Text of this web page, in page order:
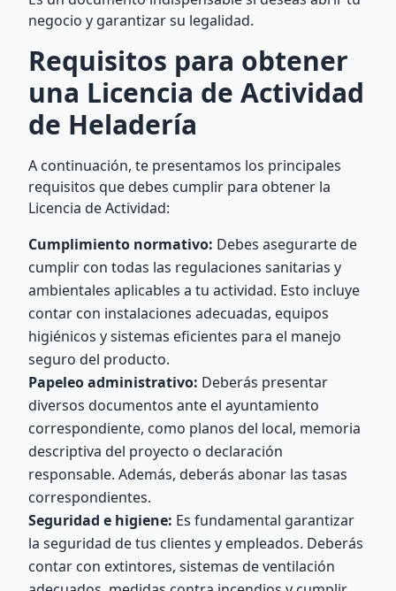
negocio y garantizar su legalidad.
Requisitos para obtener
una Licencia de Actividad
de Heladería
A continuación, te presentamos los principales
requisitos que debes cumplir para obtener la
Licencia de Actividad:
Cumplimiento normativo: Debes asegurarte de
cumplir con todas las regulaciones sanitarias y
ambientales aplicables a tu actividad. Esto incluye
contar con instalaciones adecuadas, equipos
higiénicos y sistemas eficientes para el manejo
seguro del producto.
Papeleo administrativo: Deberás presentar
diversos documentos ante el ayuntamiento
correspondiente, como planos del local, memoria
descriptiva del proyecto o declaración
responsable. Además, deberás abonar las tasas
correspondientes.
Seguridad e higiene: Es fundamental garantizar
la seguridad de tus clientes y empleados. Deberás
contar con extintores, sistemas de ventilación